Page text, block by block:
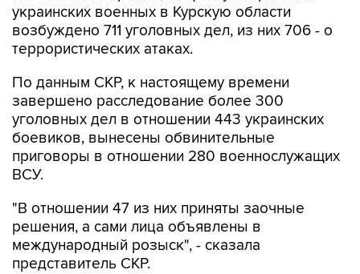
украинских военных в Курскую области
возбуждено 711 уголовных дел, из них 706 - о
террористических атаках.
По данным СКР, к настоящему времени
завершено расследование более 300
уголовных дел в отношении 443 украинских
боевиков, вынесены обвинительные
приговоры в отношении 280 военнослужащих
ВСУ.
"В отношении 47 из них приняты заочные
решения, а сами лица объявлены в
международный розыск", - сказала
представитель СКР.